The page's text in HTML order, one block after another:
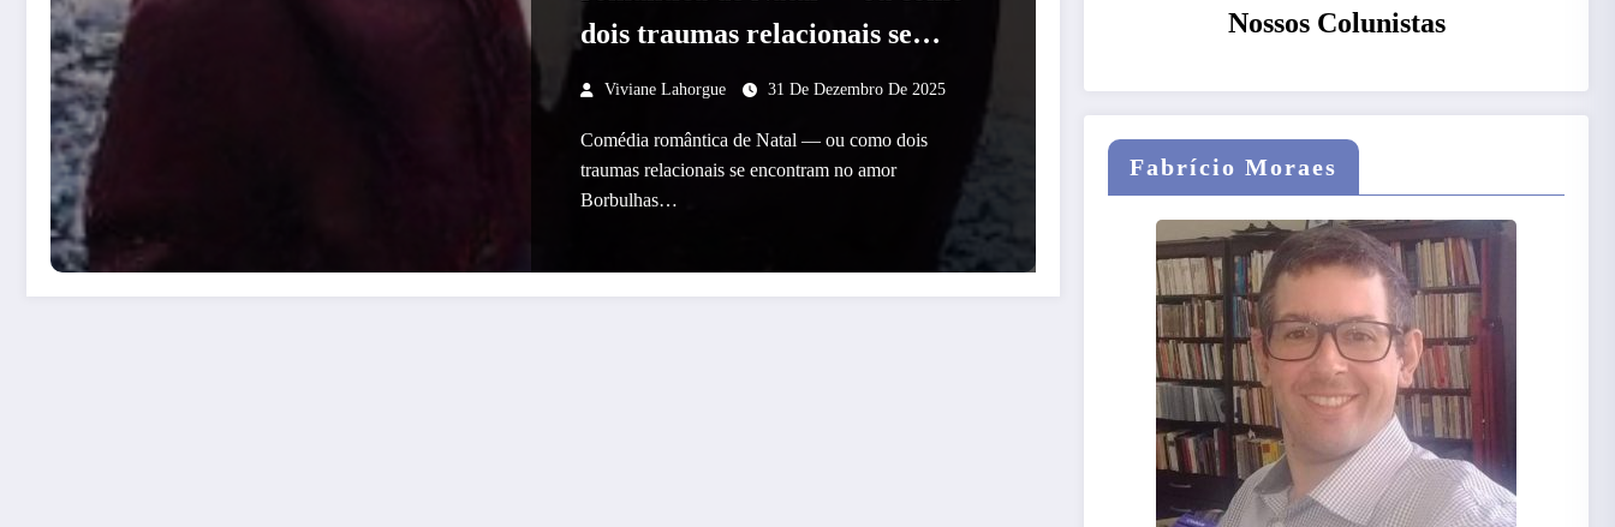
dois traumas relacionais se
encontram no amor
Viviane Lahorgue 31 De Dezembro De 2025
Comédia romântica de Natal — ou como dois
traumas relacionais se encontram no amor
Borbulhas…
Nossos Colunistas
Fabrício Moraes